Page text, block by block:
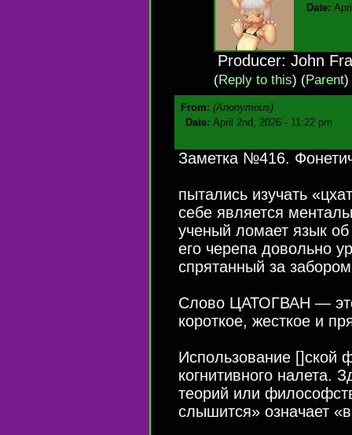
Date:
Producer: John
(Reply to this) (Parent)
From: (Anonymous)
Date: April 2nd, 2026 - 11:22 pm
Заметка №416.
пытались изучать
себе является
ученый ломает язык
его черепа довольно
спрятанный за
Слово ЦАТОГВАН —
короткое, жесткое и
Использование []ской
когнитивного налета.
теорий или
слышится» означает